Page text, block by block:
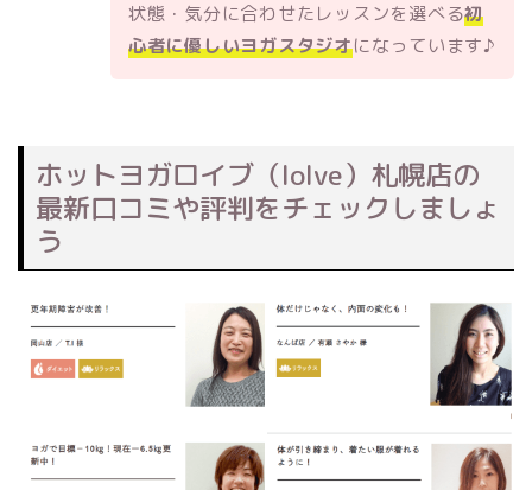
状態・気分に合わせたレッスンを選べる初
心者に優しいヨガスタジオになっています♪
ホットヨガロイブ（loIve）札幌店の
最新口コミや評判をチェックしましょ
う